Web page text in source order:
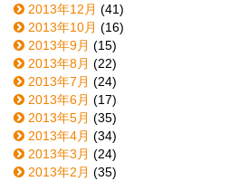
2013年12月 (41)
2013年10月 (16)
2013年9月 (15)
2013年8月 (22)
2013年7月 (24)
2013年6月 (17)
2013年5月 (35)
2013年4月 (34)
2013年3月 (24)
2013年2月 (35)